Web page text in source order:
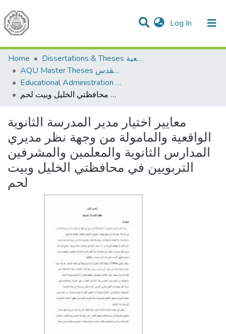
Log In (current)
Communities & Collections
All of DSpace
Home
Dissertations & Theses الرسائل الجامعية
AQU Master Theses الرسائل الجامعية الخاصة بجامعة القدس
Educational Administration الادارة التربوية
معايير اختيار مدير المدرسة الثانوية الواقعية والمامولة من وجهة نظر مديري المدارس الثانوية والمعلمين والمشرفين التربويين في محافظتي الخليل وبيت لحم
معايير اختيار مدير المدرسة الثانوية
الواقعية والمامولة من وجهة نظر مديري
المدارس الثانوية والمعلمين والمشرفين
التربويين في محافظتي الخليل وبيت
لحم